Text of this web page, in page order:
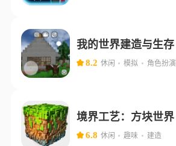
我的世界建造与生存
8.2 休闲 模拟 角色扮演
境界工艺：方块世界
6.8 休闲 趣味 建造